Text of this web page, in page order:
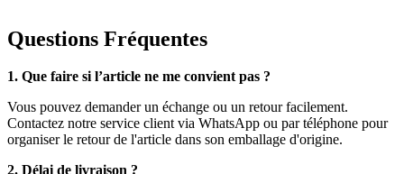
Questions Fréquentes
1. Que faire si l’article ne me convient pas ?
Vous pouvez demander un échange ou un retour facilement.
Contactez notre service client via WhatsApp ou par téléphone pour
organiser le retour de l'article dans son emballage d'origine.
2. Délai de livraison ?